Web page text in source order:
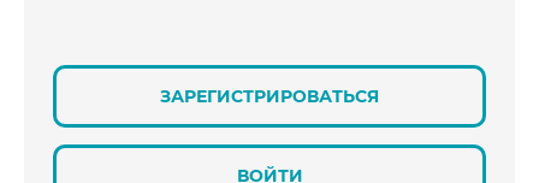
ЗАРЕГИСТРИРОВАТЬСЯ
ВОЙТИ